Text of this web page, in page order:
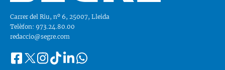
Carrer del Riu, nº 6, 25007, Lleida
Telèfon: 973.24.80.00
redaccio@segre.com
Segueix-
FacebookInstagram
TiktokLinkedinWhatsapp